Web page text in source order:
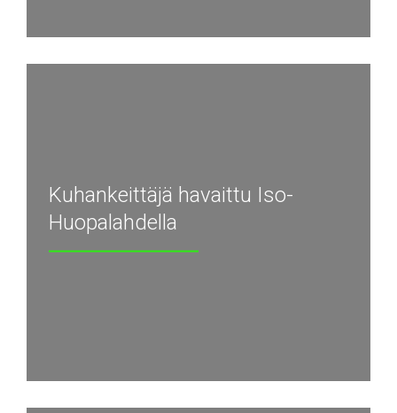
Kuhankeittäjä havaittu Iso-
Huopalahdella